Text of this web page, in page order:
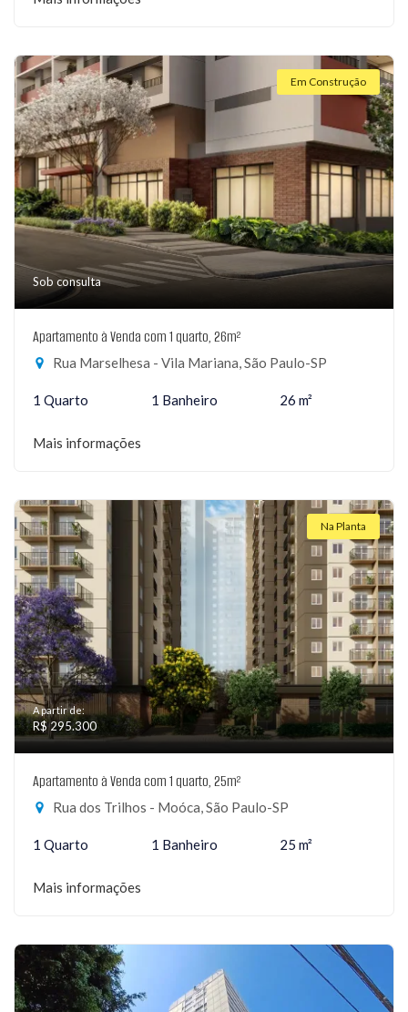
Em Construção
Sob consulta
Apartamento à Venda com 1 quarto, 26m²
Rua Marselhesa - Vila Mariana, São Paulo-SP
1 Quarto 1 Banheiro 26 m²
Mais informações
Na Planta
A partir de:
R$ 295.300
Apartamento à Venda com 1 quarto, 25m²
Rua dos Trilhos - Moóca, São Paulo-SP
1 Quarto 1 Banheiro 25 m²
Mais informações